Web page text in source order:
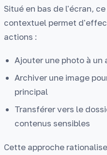
Situé en bas de l'écran,
contextuel permet
actions :
Ajouter une photo à un
Archiver une image
principal
Transférer vers le
contenus sensibles
Cette approche